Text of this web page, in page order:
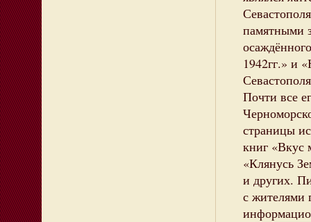
памятными
1942гг.» и
Почти все
страницы
книг «Вкус
«Клянусь
и других.
с жителями